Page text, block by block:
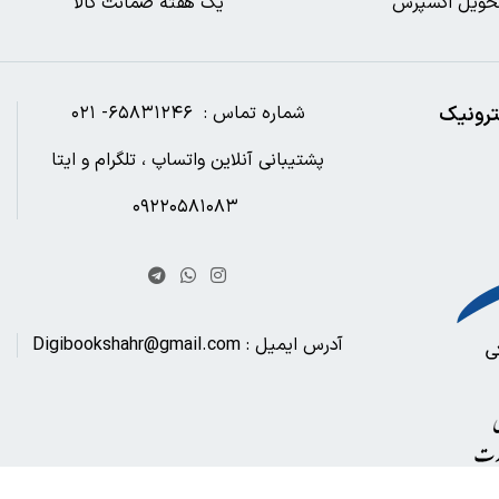
شماره تماس : ۶۵۸۳۱۲۴۶- ۰۲۱
پشتیبانی آنلاین واتساپ ، تلگرام و ایتا
آدرس ایمیل : Digibookshahr@gmail.com